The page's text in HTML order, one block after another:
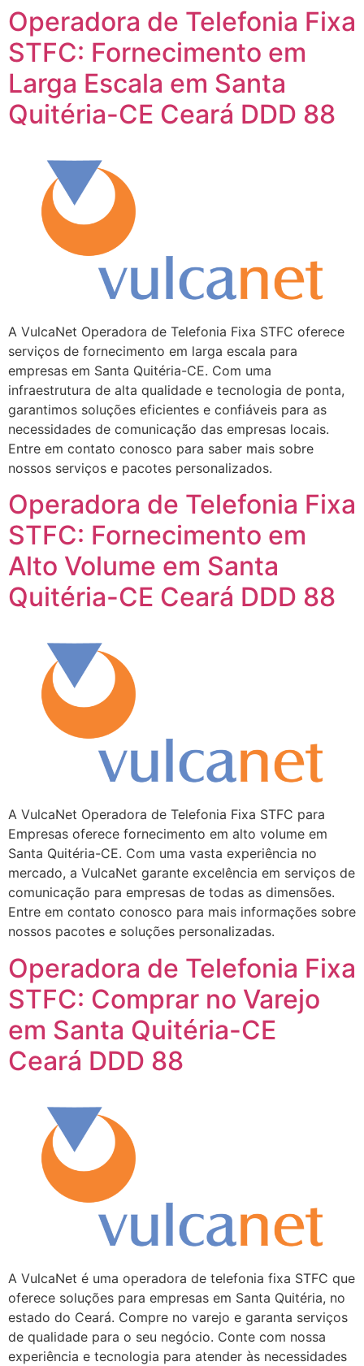
Operadora de Telefonia Fixa
STFC: Fornecimento em
Larga Escala em Santa
Quitéria-CE Ceará DDD 88
A VulcaNet Operadora de Telefonia Fixa STFC oferece
serviços de fornecimento em larga escala para
empresas em Santa Quitéria-CE. Com uma
infraestrutura de alta qualidade e tecnologia de ponta,
garantimos soluções eficientes e confiáveis para as
necessidades de comunicação das empresas locais.
Entre em contato conosco para saber mais sobre
nossos serviços e pacotes personalizados.
Operadora de Telefonia Fixa
STFC: Fornecimento em
Alto Volume em Santa
Quitéria-CE Ceará DDD 88
A VulcaNet Operadora de Telefonia Fixa STFC para
Empresas oferece fornecimento em alto volume em
Santa Quitéria-CE. Com uma vasta experiência no
mercado, a VulcaNet garante excelência em serviços de
comunicação para empresas de todas as dimensões.
Entre em contato conosco para mais informações sobre
nossos pacotes e soluções personalizadas.
Operadora de Telefonia Fixa
STFC: Comprar no Varejo
em Santa Quitéria-CE
Ceará DDD 88
A VulcaNet é uma operadora de telefonia fixa STFC que
oferece soluções para empresas em Santa Quitéria, no
estado do Ceará. Compre no varejo e garanta serviços
de qualidade para o seu negócio. Conte com nossa
experiência e tecnologia para atender às necessidades